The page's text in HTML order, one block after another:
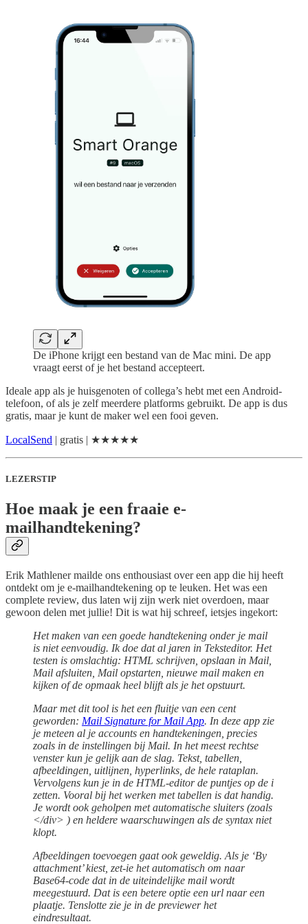
De iPhone krijgt een bestand van de Mac mini. De app
vraagt eerst of je het bestand accepteert.
Ideale app als je huisgenoten of collega’s hebt met een Android-
telefoon, of als je zelf meerdere platforms gebruikt. De app is dus
gratis, maar je kunt de maker wel een fooi geven.
LocalSend | gratis | ★★★★★
LEZERSTIP
Hoe maak je een fraaie e-
mailhandtekening?
Erik Mathlener mailde ons enthousiast over een app die hij heeft
ontdekt om je e-mailhandtekening op te leuken. Het was een
complete review, dus laten wij zijn werk niet overdoen, maar
gewoon delen met jullie! Dit is wat hij schreef, ietsjes ingekort:
Het maken van een goede handtekening onder je mail
is niet eenvoudig. Ik doe dat al jaren in Teksteditor. Het
testen is omslachtig: HTML schrijven, opslaan in Mail,
Mail afsluiten, Mail opstarten, nieuwe mail maken en
kijken of de opmaak heel blijft als je het opstuurt.
Maar met dit tool is het een fluitje van een cent
geworden: Mail Signature for Mail App. In deze app zie
je meteen al je accounts en handtekeningen, precies
zoals in de instellingen bij Mail. In het meest rechtse
venster kun je gelijk aan de slag. Tekst, tabellen,
afbeeldingen, uitlijnen, hyperlinks, de hele rataplan.
Vervolgens kun je in de HTML-editor de puntjes op de i
zetten. Vooral bij het werken met tabellen is dat handig.
Je wordt ook geholpen met automatische sluiters (zoals
</div> ) en heldere waarschuwingen als de syntax niet
klopt.
Afbeeldingen toevoegen gaat ook geweldig. Als je ‘By
attachment’ kiest, zet-ie het automatisch om naar
Base64-code dat in de uiteindelijke mail wordt
meegestuurd. Dat is een betere optie een url naar een
plaatje. Tenslotte zie je in de previewer het
eindresultaat.